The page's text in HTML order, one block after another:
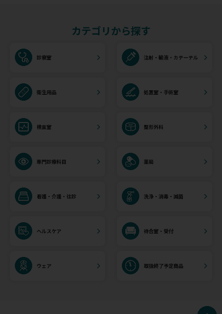
カテゴリから探す
診察室 注射・輸液・カテーテル
衛生用品 処置室・手術室
検査室 整形外科
専門診療科目 薬局
看護・介護・往診 洗浄・消毒・滅菌
ヘルスケア 待合室・受付
ウェア 取扱終了予定商品